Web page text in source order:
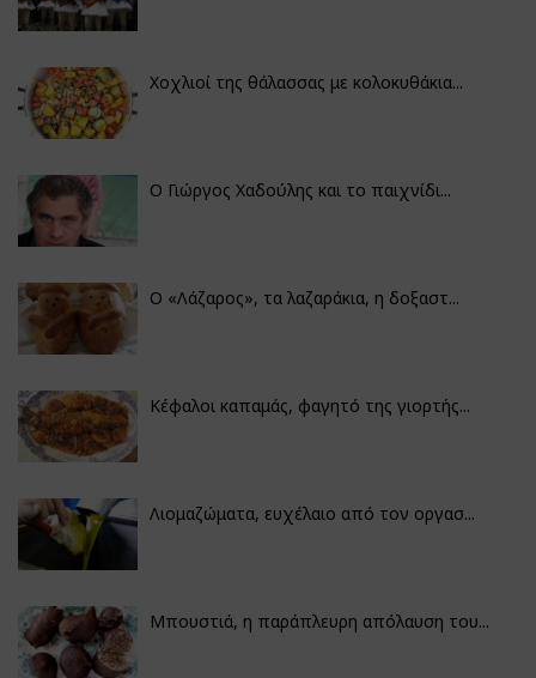
Χοχλιοί της θάλασσας με κολοκυθάκια...
Ο Γιώργος Χαδούλης και το παιχνίδι...
Ο «Λάζαρος», τα λαζαράκια, η δοξαστ...
Κέφαλοι καπαμάς, φαγητό της γιορτής...
Λιομαζώματα, ευχέλαιο από τον οργασ...
Μπουστιά, η παράπλευρη απόλαυση του...